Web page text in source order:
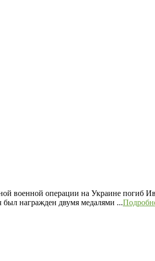
военной операции на Украине погиб
был награжден двумя медалями ...